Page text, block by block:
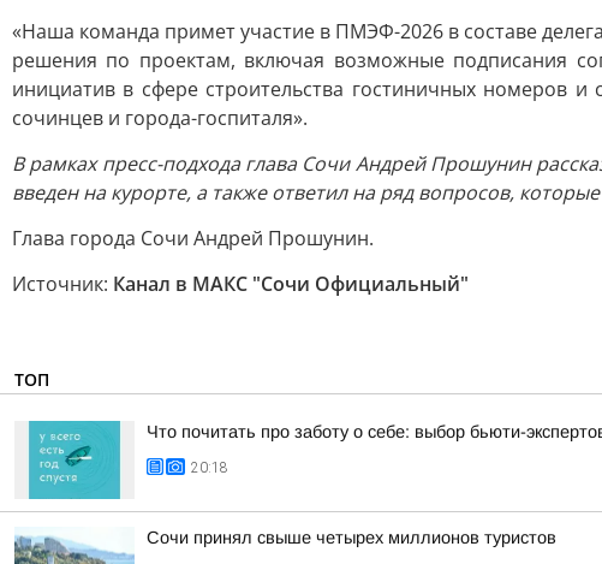
«Наша команда примет участие в ПМЭФ-2026 в составе
решения по проектам, включая возможные подписания
инициатив в сфере строительства гостиничных номеров
сочинцев и города-госпиталя».
В рамках пресс-подхода глава Сочи Андрей Прошунин
введен на курорте, а также ответил на ряд вопросов,
Глава города Сочи Андрей Прошунин.
Источник: Канал в МАКС "Сочи Официальный"
ТОП
Что почитать про заботу о себе: выбор бьюти-
20:18
Сочи принял свыше четырех миллионов туристов